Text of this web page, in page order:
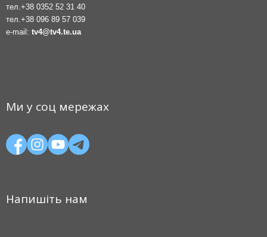
тел.+38 0352 52 31 40
тел.+38 096 89 57 039
e-mail: tv4@tv4.te.ua
Ми у соц мережах
Напишіть нам